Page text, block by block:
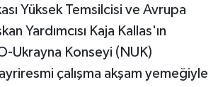
Yüksek Temsilcisi ve Avrupa
Yardımcısı Kaja Kallas'ın
Ukrayna Konseyi (NUK)
çalışma akşam yemeğiyle